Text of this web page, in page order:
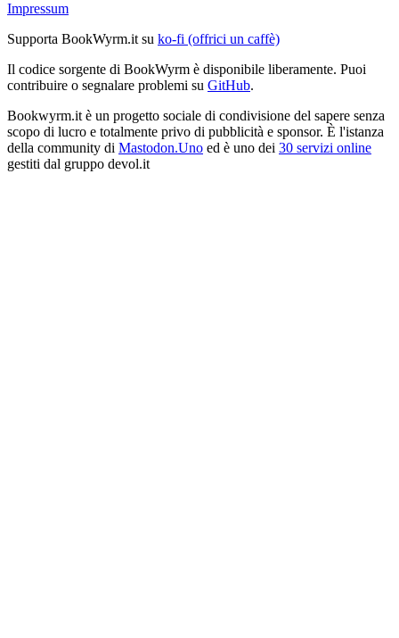
Impressum
Supporta BookWyrm.it su ko-fi (offrici un caffè)
Il codice sorgente di BookWyrm è disponibile liberamente. Puoi
contribuire o segnalare problemi su GitHub.
Bookwyrm.it è un progetto sociale di condivisione del sapere senza
scopo di lucro e totalmente privo di pubblicità e sponsor. È l'istanza
della community di Mastodon.Uno ed è uno dei 30 servizi online
gestiti dal gruppo devol.it